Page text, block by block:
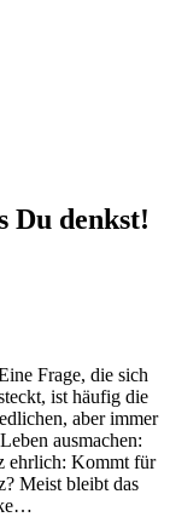
Du denkst!
Frage, die sich
ist häufig die
aber immer
ausmachen:
ehrlich: Kommt für
Meist bleibt das